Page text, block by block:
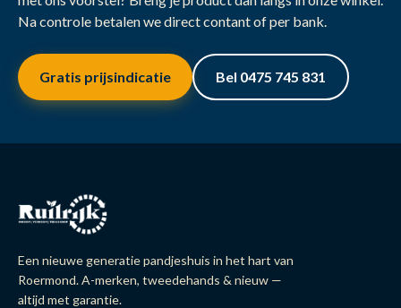
Na controle betalen we direct contant of per bank.
Gratis prijsindicatie Bel 0475 745 831
Een nieuwe generatie pandjeshuis in het hart van
Roermond. A-merken, tweedehands & nieuw —
altijd met garantie.